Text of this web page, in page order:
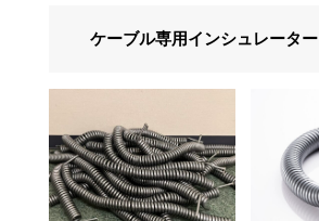
ケーブル専用インシュレーター